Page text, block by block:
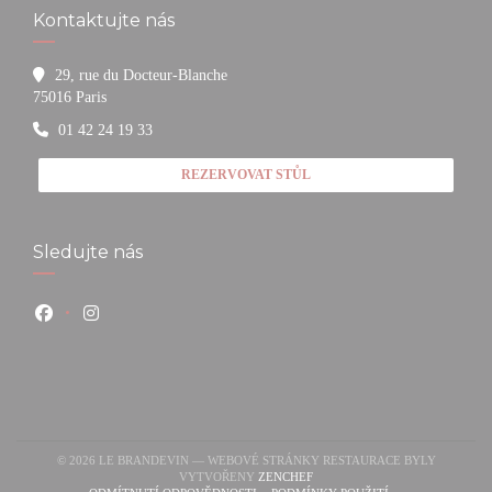
Kontaktujte nás
29, rue du Docteur-Blanche
75016 Paris((otevře se v novém okně))
01 42 24 19 33
REZERVOVAT STŮL
Sledujte nás
Facebook ((otevře se v novém okně))
Instagram ((otevře se v novém okně))
© 2026 LE BRANDEVIN — WEBOVÉ STRÁNKY RESTAURACE BYLY
VYTVOŘENY ZENCHEF((OTEVŘE SE V NOVÉM OKNĚ))